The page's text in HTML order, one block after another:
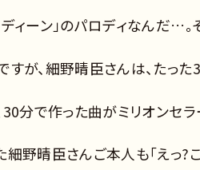
ディーン」のパロディなんだ
すが、細野晴臣さんは、たった
30分で作った曲がミリオンセラ
細野晴臣さんご本人も「えっ?